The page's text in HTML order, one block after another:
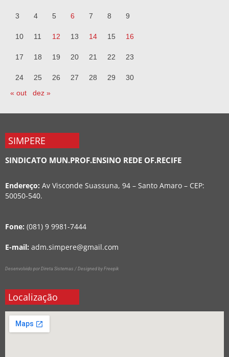
3 4 5 6 7 8 9
10 11 12 13 14 15 16
17 18 19 20 21 22 23
24 25 26 27 28 29
30
« out
dez »
SIMPERE
SINDICATO MUN.PROF.ENSINO REDE OF.RECIFE
Endereço: Av Visconde Suassuna, 94 – Santo Amaro – CEP:
50050-540.
Fone: (081) 9 9981-7444
E-mail: adm.simpere@gmail.com
Desenvolvido por Direta Sistemas / Designed by Freepik
Localização